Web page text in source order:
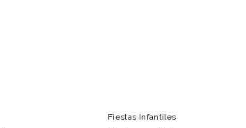
Fiestas Infantiles